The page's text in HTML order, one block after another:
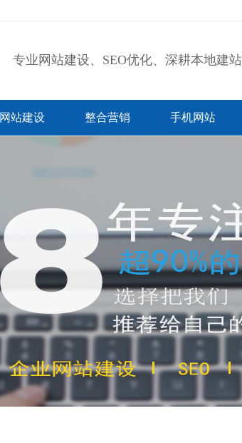
专业网站建设、SEO优化、深耕本地建
网站建设 整合营销 手机网站